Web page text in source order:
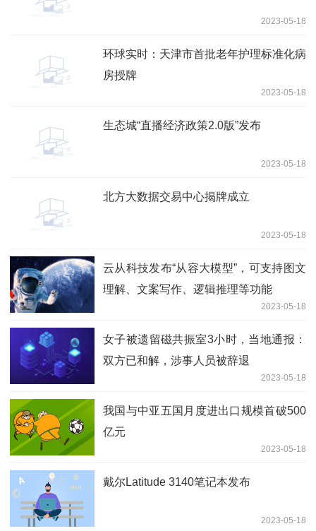
2023-05-18
环球实时：天津市首批老年护理标准化病
房授牌
2023-05-18
生态城“直播经济政策2.0版”发布
2023-05-18
北方大数据交易中心揭牌成立
2023-05-18
云从科技发布“从容大模型”，可支持图文
理解、文案写作、逻辑推理等功能
2023-05-18
女子被遗留磁共振室3小时，当地通报：
双方已和解，涉事人员被辞退
2023-05-18
我国与中亚五国月度进出口规模首破500
亿元
2023-05-18
戴尔Latitude 3140笔记本发布
2023-05-18